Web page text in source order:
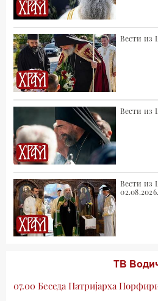
Вести из
Вести из
Вести из
02.08.2026.
ТВ
07.00 Беседа Патријарха